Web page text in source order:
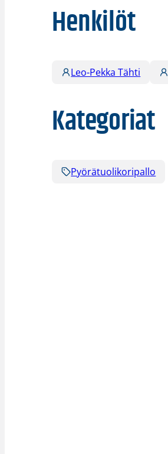
Henkilöt
Leo-Pekka Tähti
Kategoriat
Pyörätuolikoripallo